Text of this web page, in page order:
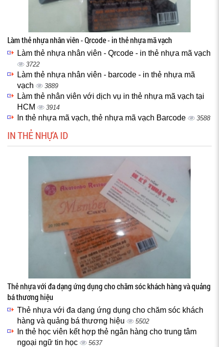
Làm thẻ nhựa nhân viên - Qrcode - in thẻ nhựa mã vạch
Làm thẻ nhựa nhân viên - Qrcode - in thẻ nhựa mã vạch
3722
Làm thẻ nhựa nhân viên - barcode - in thẻ nhựa mã
vạch
3889
Làm thẻ nhân viên với dịch vụ in thẻ nhựa mã vạch tại
HCM
3914
In thẻ nhựa mã vạch, thẻ nhựa mã vạch Barcode 3588
IN THẺ NHỰA ID
Thẻ nhựa với đa dạng ứng dụng cho chăm sóc khách hàng và quảng
bá thương hiệu
Thẻ nhựa với đa dạng ứng dụng cho chăm sóc khách
hàng và quảng bá thương hiệu
5502
In thẻ học viên kết hợp thẻ ngân hàng cho trung tâm
ngoại ngữ tin học
5637